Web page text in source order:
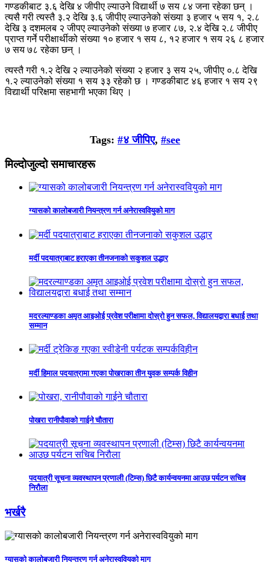
गण्डकीबाट ३.६ देखि ४ जीपीए ल्याउने विद्यार्थी ७ सय ८४ जना रहेका छन् ।
त्यसै गरी त्यस्तै ३.२ देखि ३.६ जीपीए ल्याउनेको संख्या ३ हजार ५ सय १, २.८
देखि ३ दशमलब २ जीपए ल्याउनेको संख्या ७ हजार ८७, २.४ देखि २.८ जीपीए
प्राप्त गर्ने परीक्षार्थीको संख्या १० हजार १ सय ८, १२ हजार १ सय २६ ८ हजार
७ सय ७८ रहेका छन् ।
त्यस्तै गरी १.२ देखि २ ल्याउनेको संख्या २ हजार ३ सय २५, जीपीए ०.८ देखि
१.२ ल्याउनेको संख्या १ सय ३३ रहेको छ । गण्डकीबाट ४६ हजार १ सय २९
विद्यार्थी परिक्षमा सहभागी भएका थिए ।
Tags: #४ जीपिए, #see
मिल्दोजुल्दो समाचारहरू
ग्यासको कालोबजारी नियन्त्रण गर्न अनेरास्ववियुको माग
मर्दी पदयात्राबाट हराएका तीनजनाको सकुशल उद्धार
मदरल्याण्डका अमृत आइओई प्रवेश परीक्षामा दोस्रो हुन सफल, विद्यालयद्वारा बधाई तथा
सम्मान
मर्दी हिमाल पदयात्रामा गएका पोखराका तीन युवक सम्पर्क विहीन
पोखरा रानीपौवाको गाईने चौतारा
पदयात्री सूचना व्यवस्थापन प्रणाली (टिम्स) छिटै कार्यन्वयनमा आउछ पर्यटन सचिब
निरौला
भर्खरै
ग्यासको कालोबजारी नियन्त्रण गर्न अनेरास्ववियुको माग